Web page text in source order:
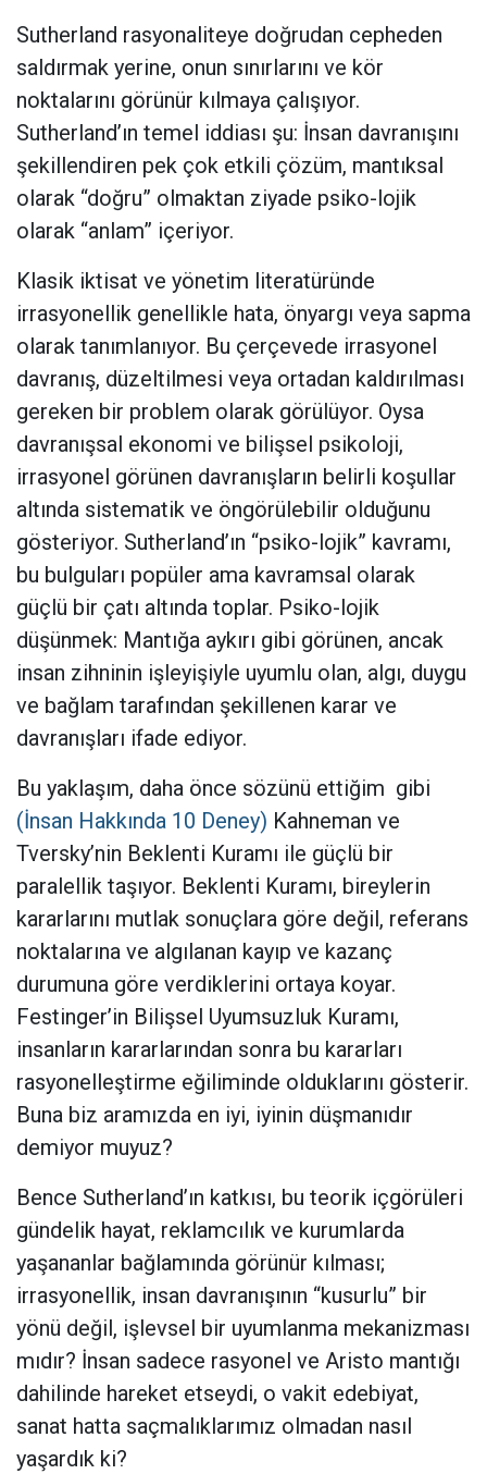
Sutherland rasyonaliteye doğrudan cepheden
saldırmak yerine, onun sınırlarını ve kör
noktalarını görünür kılmaya çalışıyor.
Sutherland’ın temel iddiası şu: İnsan davranışını
şekillendiren pek çok etkili çözüm, mantıksal
olarak “doğru” olmaktan ziyade psiko-lojik
olarak “anlam” içeriyor.
Klasik iktisat ve yönetim literatüründe
irrasyonellik genellikle hata, önyargı veya sapma
olarak tanımlanıyor. Bu çerçevede irrasyonel
davranış, düzeltilmesi veya ortadan kaldırılması
gereken bir problem olarak görülüyor. Oysa
davranışsal ekonomi ve bilişsel psikoloji,
irrasyonel görünen davranışların belirli koşullar
altında sistematik ve öngörülebilir olduğunu
gösteriyor. Sutherland’ın “psiko-lojik” kavramı,
bu bulguları popüler ama kavramsal olarak
güçlü bir çatı altında toplar. Psiko-lojik
düşünmek: Mantığa aykırı gibi görünen, ancak
insan zihninin işleyişiyle uyumlu olan, algı, duygu
ve bağlam tarafından şekillenen karar ve
davranışları ifade ediyor.
Bu yaklaşım, daha önce sözünü ettiğim gibi
(İnsan Hakkında 10 Deney) Kahneman ve
Tversky’nin Beklenti Kuramı ile güçlü bir
paralellik taşıyor. Beklenti Kuramı, bireylerin
kararlarını mutlak sonuçlara göre değil, referans
noktalarına ve algılanan kayıp ve kazanç
durumuna göre verdiklerini ortaya koyar.
Festinger’in Bilişsel Uyumsuzluk Kuramı,
insanların kararlarından sonra bu kararları
rasyonelleştirme eğiliminde olduklarını gösterir.
Buna biz aramızda en iyi, iyinin düşmanıdır
demiyor muyuz?
Bence Sutherland’ın katkısı, bu teorik içgörüleri
gündelik hayat, reklamcılık ve kurumlarda
yaşananlar bağlamında görünür kılması;
irrasyonellik, insan davranışının “kusurlu” bir
yönü değil, işlevsel bir uyumlanma mekanizması
mıdır? İnsan sadece rasyonel ve Aristo mantığı
dahilinde hareket etseydi, o vakit edebiyat,
sanat hatta saçmalıklarımız olmadan nasıl
yaşardık ki?